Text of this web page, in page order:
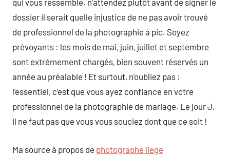
qui vous ressemble. n’attendez plutôt avant de signer le
dossier il serait quelle injustice de ne pas avoir trouvé
de professionnel de la photographie à pic. Soyez
prévoyants : les mois de mai, juin, juillet et septembre
sont extrêmement chargés, bien souvent réservés un
année au préalable ! Et surtout, n’oubliez pas :
l’essentiel, c’est que vous ayez confiance en votre
professionnel de la photographie de mariage. Le jour J,
il ne faut pas que vous vous souciez dont que ce soit !
Ma source à propos de photographe liege